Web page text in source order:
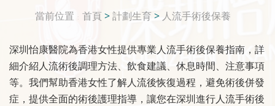
當前位置 首頁 >計劃生育> 人流手術後保養
深圳怡康醫院為香港女性提供專業人流手術後保養指南，詳
細介紹人流術後調理方法、飲食建議、休息時間、注意事項
等。我們幫助香港女性了解人流後恢復過程，避免術後併發
症，提供全面的術後護理指導，讓您在深圳進行人流手術後